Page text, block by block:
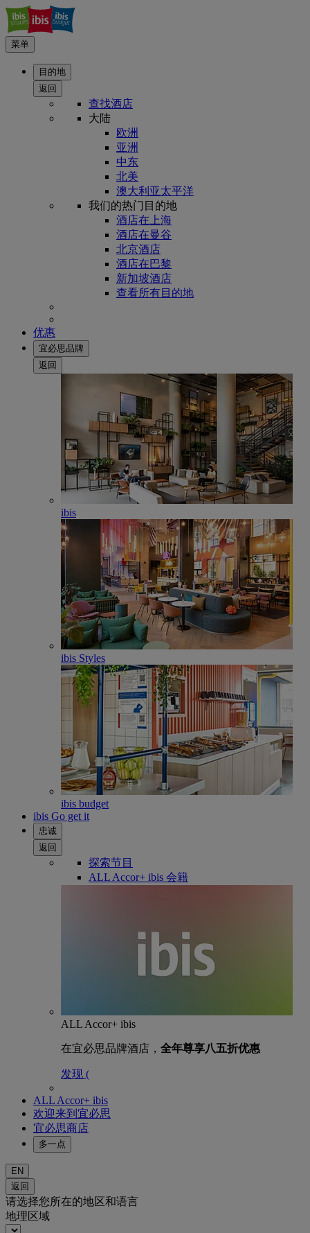
菜单
目的地
返回
查找酒店
大陆
欧洲
亚洲
中东
北美
澳大利亚太平洋
我们的热门目的地
酒店在上海
酒店在曼谷
北京酒店
酒店在巴黎
新加坡酒店
查看所有目的地
优惠
宜必思品牌
返回
ibis
ibis Styles
ibis budget
ibis Go get it
忠诚
返回
探索节目
ALL Accor+ ibis 会籍
ALL Accor+ ibis
在宜必思品牌酒店， 全年尊享八五折优惠
发现 (
ALL Accor+ ibis
欢迎来到宜必思
宜必思商店
多一点
EN
返回
请选择您所在的地区和语言
地理区域